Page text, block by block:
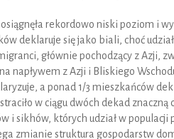
rekordowo niski poziom i
deklaruje się jako biali, choć
głównie pochodzący z Azji,
napływem z Azji i Bliskiego
a ponad 1/3 mieszkańców
w ciągu dwóch dekad
i sikhów, których udział w populacji
zmianie struktura gospodarstw